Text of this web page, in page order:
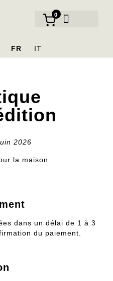
0
FR IT
2026
la maison
dans un délai de 1 à 3
du paiement.